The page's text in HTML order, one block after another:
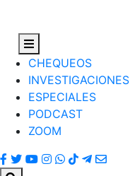
CHEQUEOS
INVESTIGACIONES
ESPECIALES
PODCAST
ZOOM